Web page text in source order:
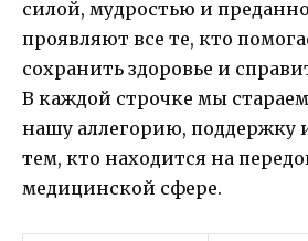
силой, мудростью и
проявляют все те, кто
сохранить здоровье и
В каждой строчке мы
нашу аллегорию, поддержку
тем, кто находится на
медицинской сфере.